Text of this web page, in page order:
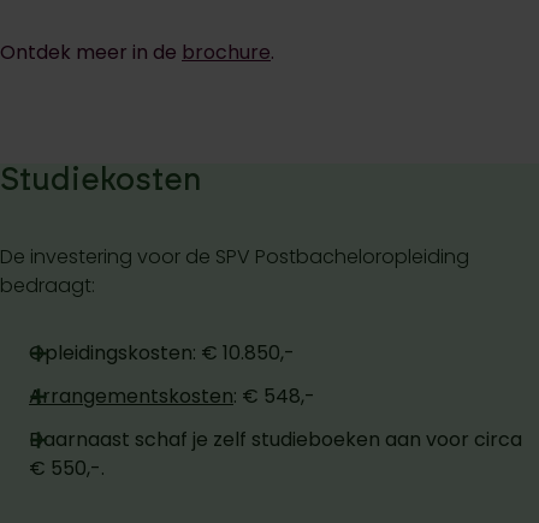
Ontdek meer in de brochure.
Studiekosten
De investering voor de SPV Postbacheloropleiding
bedraagt:
Opleidingskosten: € 10.850,-
Arrangementskosten: € 548,-
Daarnaast schaf je zelf studieboeken aan voor circa
€ 550,-.